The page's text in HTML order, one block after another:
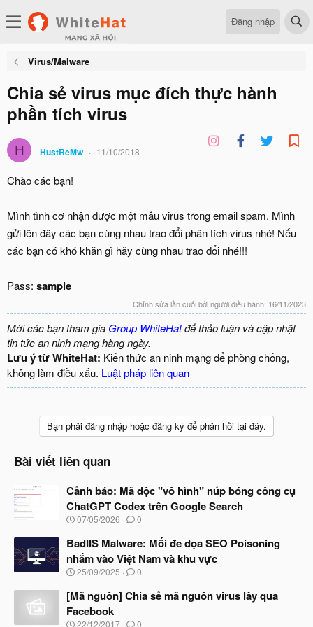
Đăng nhập
Virus/Malware
Chia sẻ virus mục đích thực hành
phần tích virus
H HustReMw 11/10/2018
Chào các bạn!
Mình tình cơ nhận được một mẫu virus trong email spam. Mình
gửi lên đây các bạn cùng nhau trao đổi phân tích virus nhé! Nếu
các bạn có khó khăn gì hãy cùng nhau trao đổi nhé!!!
Pass: sample
Chỉnh sửa lần cuối bởi người điều hành: 16/11/2023
Mời các bạn tham gia Group WhiteHatđể thảo luận và cập nhật
tin tức an ninh mạng hàng ngày.
Lưu ý từ WhiteHat: Kiến thức an ninh mạng để phòng chống,
không làm điều xấu. Luật pháp liên quan
Bạn phải đăng nhập hoặc đăng ký để phản hồi tại đây.
Bài viết liên quan
Cảnh báo: Mã độc "vô hình" núp bóng công cụ
ChatGPT Codex trên Google Search
N
à
b
ắ
đ
ầ
u
07/05/2026 0
BadIIS Malware: Mối đe dọa SEO Poisoning
nhắm vào Việt Nam và khu vực
N
à
b
25/09/2025 0
[Mã nguồn] Chia sẻ mã nguồn virus lây qua
Facebook
N
22/12/2017 0